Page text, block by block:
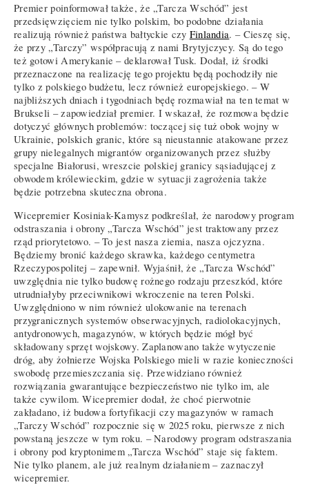
Premier poinformował także, że „Tarcza Wschód” jest
przedsięwzięciem nie tylko polskim, bo podobne działania
realizują również państwa bałtyckie czy Finlandia. – Cieszę się,
że przy „Tarczy” współpracują z nami Brytyjczycy. Są do tego
też gotowi Amerykanie – deklarował Tusk. Dodał, iż środki
przeznaczone na realizację tego projektu będą pochodziły nie
tylko z polskiego budżetu, lecz również europejskiego. – W
najbliższych dniach i tygodniach będę rozmawiał na ten temat w
Brukseli – zapowiedział premier. I wskazał, że rozmowa będzie
dotyczyć głównych problemów: toczącej się tuż obok wojny w
Ukrainie, polskich granic, które są nieustannie atakowane przez
grupy nielegalnych migrantów organizowanych przez służby
specjalne Białorusi, wreszcie polskiej granicy sąsiadującej z
obwodem królewieckim, gdzie w sytuacji zagrożenia także
będzie potrzebna skuteczna obrona.
Wicepremier Kosiniak-Kamysz podkreślał, że narodowy program
odstraszania i obrony „Tarcza Wschód” jest traktowany przez
rząd priorytetowo. – To jest nasza ziemia, nasza ojczyzna.
Będziemy bronić każdego skrawka, każdego centymetra
Rzeczypospolitej – zapewnił. Wyjaśnił, że „Tarcza Wschód”
uwzględnia nie tylko budowę rożnego rodzaju przeszkód, które
utrudniałyby przeciwnikowi wkroczenie na teren Polski.
Uwzględniono w nim również ulokowanie na terenach
przygranicznych systemów obserwacyjnych, radiolokacyjnych,
antydronowych, magazynów, w których będzie mógł być
składowany sprzęt wojskowy. Zaplanowano także wytyczenie
dróg, aby żołnierze Wojska Polskiego mieli w razie konieczności
swobodę przemieszczania się. Przewidziano również
rozwiązania gwarantujące bezpieczeństwo nie tylko im, ale
także cywilom. Wicepremier dodał, że choć pierwotnie
zakładano, iż budowa fortyfikacji czy magazynów w ramach
„Tarczy Wschód” rozpocznie się w 2025 roku, pierwsze z nich
powstaną jeszcze w tym roku. – Narodowy program odstraszania
i obrony pod kryptonimem „Tarcza Wschód” staje się faktem.
Nie tylko planem, ale już realnym działaniem – zaznaczył
wicepremier.